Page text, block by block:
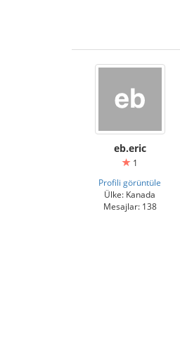
eb.eric
1
Profili görüntüle
Ülke: Kanada
Mesajlar: 138